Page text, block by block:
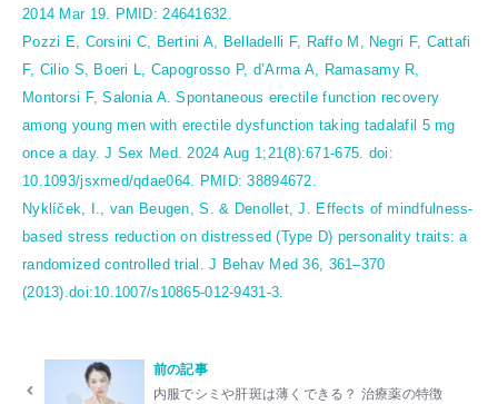
2014 Mar 19. PMID: 24641632.
Pozzi E, Corsini C, Bertini A, Belladelli F, Raffo M, Negri F, Cattafi
F, Cilio S, Boeri L, Capogrosso P, d’Arma A, Ramasamy R,
Montorsi F, Salonia A. Spontaneous erectile function recovery
among young men with erectile dysfunction taking tadalafil 5 mg
once a day. J Sex Med. 2024 Aug 1;21(8):671-675. doi:
10.1093/jsxmed/qdae064. PMID: 38894672.
Nyklíček, I., van Beugen, S. & Denollet, J. Effects of mindfulness-
based stress reduction on distressed (Type D) personality traits: a
randomized controlled trial. J Behav Med 36, 361–370
(2013).doi:10.1007/s10865-012-9431-3.
前の記事
内服でシミや肝斑は薄くできる？ 治療薬の特徴